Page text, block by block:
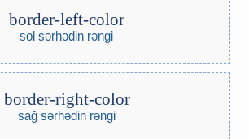
border-left-color
sol sərhədin rəngi
border-right-color
sağ sərhədin rəngi